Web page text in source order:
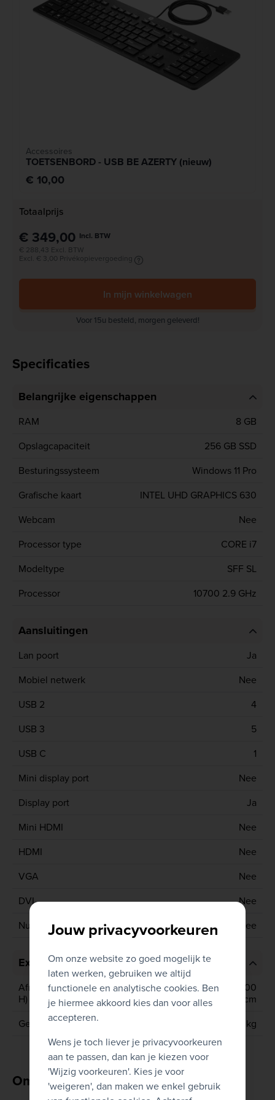
Accessoires
TOETSENBORD - USB BE AZERTY (nieuw)
€ 10,00
Totaalprijs
€ 349,00 Incl. BTW
€ 288,43 Excl. BTW
Excl. € 3,00 Privékopievergoeding
In mijn winkelwagen
Voor 15u besteld, morgen geleverd!
Specificaties
Belangrijke eigenschappen
RAM
8 GB
Opslagcapaciteit
256 GB SSD
Besturingssysteem
Windows 11 Pro
Grafische kaart
INTEL UHD GRAPHICS 630
Webcam
Nee
Processor type
CORE i7
Modeltype
SFF SL
Processor
10700 2.9 GHz
Aansluitingen
Lan poort
Ja
Mobiel netwerk
Nee
USB 2
4
USB 3
5
USB C
1
Mini display port
Nee
Display port
Ja
Mini HDMI
Nee
HDMI
Nee
VGA
Nee
DVI
Nee
Numeriek toetsenbord
Nee
Extra informatie
Afmetingen (D x B x
H)
29.28 cm x 9.26 cm x 29.00
cm
Gewicht
5.02 kg
Omschrijving
Jouw privacyvoorkeuren
Om onze website zo goed mogelijk te
laten werken, gebruiken we altijd
functionele en analytische cookies. Ben
je hiermee akkoord kies dan voor alles
accepteren.
Wens je toch liever je privacyvoorkeuren
aan te passen, dan kan je kiezen voor
'Wijzig voorkeuren'. Kies je voor
'weigeren', dan maken we enkel gebruik